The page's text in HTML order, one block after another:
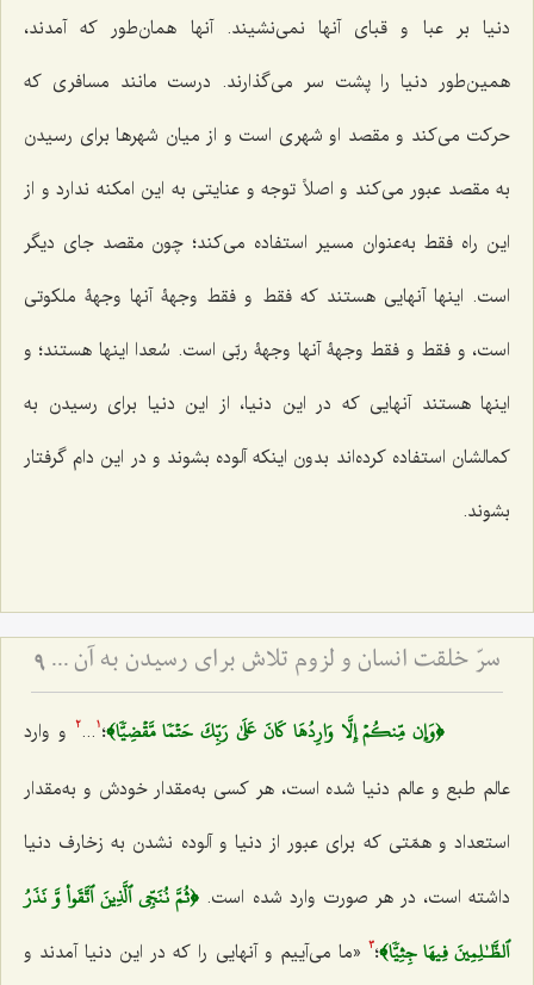
دنیا بر عبا و قبای آنها نمی‌نشیند. آنها همان‌طور که آمدند،
همین‌طور دنیا را پشت سر می‌گذارند. درست مانند مسافری که
حرکت می‌کند و مقصد او شهری است و از میان شهرها برای رسیدن
به مقصد عبور می‌کند و اصلاً توجه و عنایتی به این امکنه ندارد و از
این راه فقط به‌عنوان مسیر استفاده می‌کند؛ چون مقصد جای دیگر
است. اینها آنهایی هستند که فقط و فقط وجهۀ آنها وجهۀ ملکوتی
است، و فقط و فقط وجهۀ آنها وجهۀ ربّی است. سُعدا اینها هستند؛ و
اینها هستند آنهایی که در این دنیا، از این دنیا برای رسیدن به
کمالشان استفاده کرده‌اند بدون اینکه آلوده بشوند و در این دام گرفتار
بشوند.
سرّ خلقت انسان و لزوم تلاش برای رسیدن به آن - تفاوت نگرش اولیا و دیگران به دنیا. 9
﴿وَإِن مِّنكُمۡ إِلَّا وَارِدُهَا كَانَ عَلَىٰ رَبِّكَ حَتۡمٗا مَّقۡضِيّٗا﴾؛ 1
...
2
و وارد
عالم طبع و عالم دنیا شده است، هر کسی به‌مقدار خودش و به‌مقدار
استعداد و همّتی که برای عبور از دنیا و آلوده نشدن به زخارف دنیا
داشته است، در هر صورت وارد شده است. ﴿ثُمَّ نُنَجِّي ٱلَّذِينَ ٱتَّقَواْ وَّ نَذَرُ
ٱلظَّـٰلِمِينَ فِيهَا جِثِيّٗا﴾؛3 «ما می‌آییم و آنهایی را که در این دنیا آمدند و